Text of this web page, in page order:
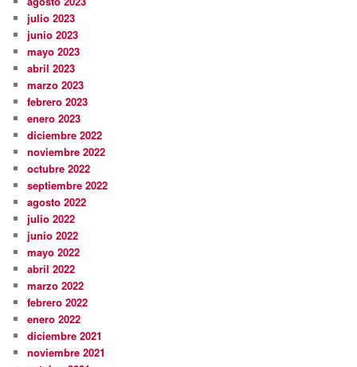
julio 2023
junio 2023
mayo 2023
abril 2023
marzo 2023
febrero 2023
enero 2023
diciembre 2022
noviembre 2022
octubre 2022
septiembre 2022
agosto 2022
julio 2022
junio 2022
mayo 2022
abril 2022
marzo 2022
febrero 2022
enero 2022
diciembre 2021
noviembre 2021